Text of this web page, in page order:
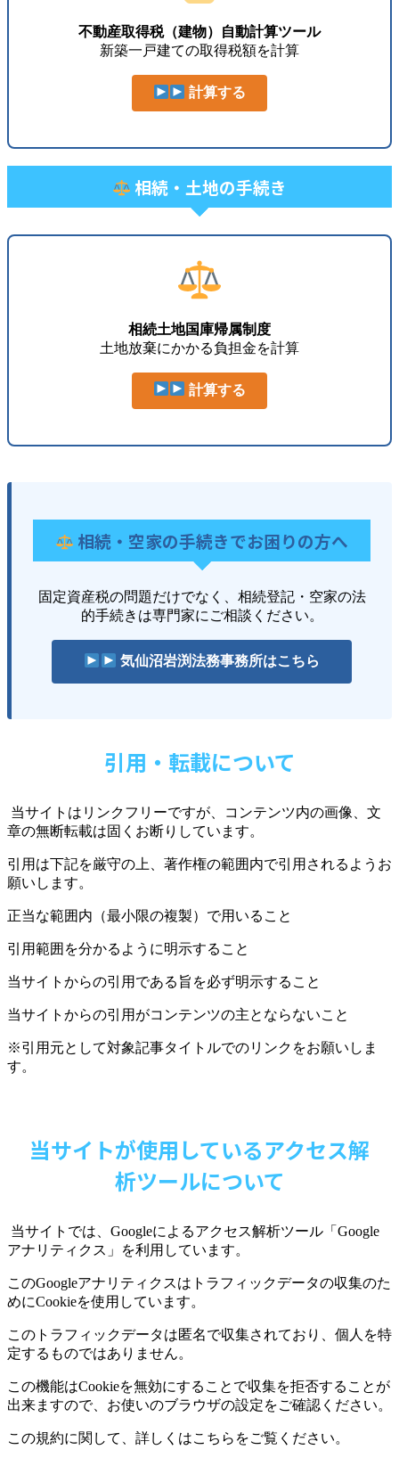
不動産取得税（建物）自動計算ツール
新築一戸建ての取得税額を計算
計算する
相続・土地の手続き
相続土地国庫帰属制度
土地放棄にかかる負担金を計算
計算する
相続・空家の手続きでお困りの方へ
固定資産税の問題だけでなく、相続登記・空家の法
的手続きは専門家にご相談ください。
気仙沼岩渕法務事務所はこちら
引用・転載について
当サイトはリンクフリーですが、コンテンツ内の画像、文
章の無断転載は固くお断りしています。
引用は下記を厳守の上、著作権の範囲内で引用されるようお
願いします。
正当な範囲内（最小限の複製）で用いること
引用範囲を分かるように明示すること
当サイトからの引用である旨を必ず明示すること
当サイトからの引用がコンテンツの主とならないこと
※引用元として対象記事タイトルでのリンクをお願いしま
す。
当サイトが使用しているアクセス解
析ツールについて
当サイトでは、 Googleによるアクセス解析ツール「 Google
アナリティクス」を利用しています。
このGoogleアナリティクスはトラフィックデータの収集のた
めにCookieを使用しています。
このトラフィックデータは匿名で収集されており、個人を特
定するものではありません。
この機能はCookieを無効にすることで収集を拒否することが
出来ますので、お使いのブラウザの設定をご確認ください。
この規約に関して、詳しくはこちらをご覧ください。